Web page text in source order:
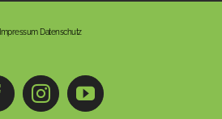
Impressum Datenschutz
FacebookInstagramYouTube